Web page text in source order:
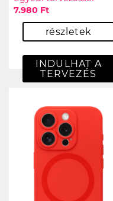
7.980 Ft
részletek
INDULHAT A
TERVEZÉS